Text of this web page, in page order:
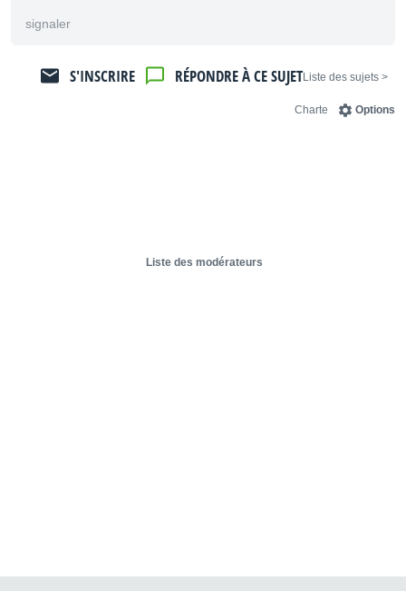
signaler
< Liste des sujets
RÉPONDRE À CE SUJET
S'INSCRIRE
Options
Charte
Liste des modérateurs